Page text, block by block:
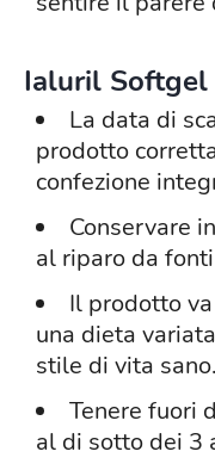
Ialuril Softgel
La data di
prodotto
confezione
Conservare
al riparo da
Il prodotto
una dieta
stile di vita sano.
Tenere fuori
al di sotto dei 3